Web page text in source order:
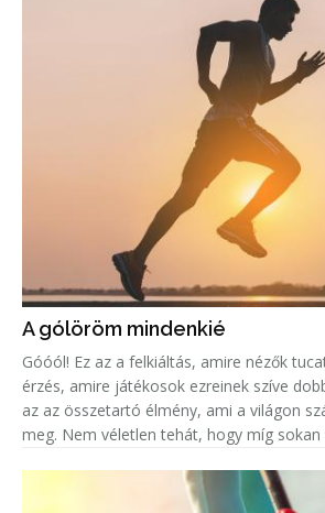
A gólöröm mindenkié
Góóól! Ez az a felkiáltás, amire nézők
érzés, amire játékosok ezreinek szíve
az az összetartó élmény, ami a világon
meg. Nem véletlen tehát, hogy míg